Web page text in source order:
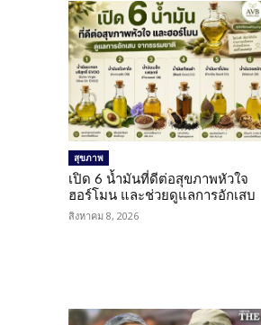
สุขภาพ
เปิด 6 น้ำมันที่ดีต่อสุขภาพหัวใจ
ฮอร์โมน และช่วยดูแลการอักเสบ
สิงหาคม 8, 2026